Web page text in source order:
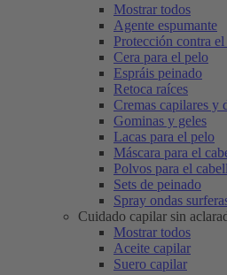
Mostrar todos
Agente espumante
Protección contra
Cera para el pelo
Espráis peinado
Retoca raíces
Cremas capilares y
Gominas y geles
Lacas para el pelo
Máscara para el
Polvos para el
Sets de peinado
Spray ondas
Cuidado capilar sin
Mostrar todos
Aceite capilar
Suero capilar